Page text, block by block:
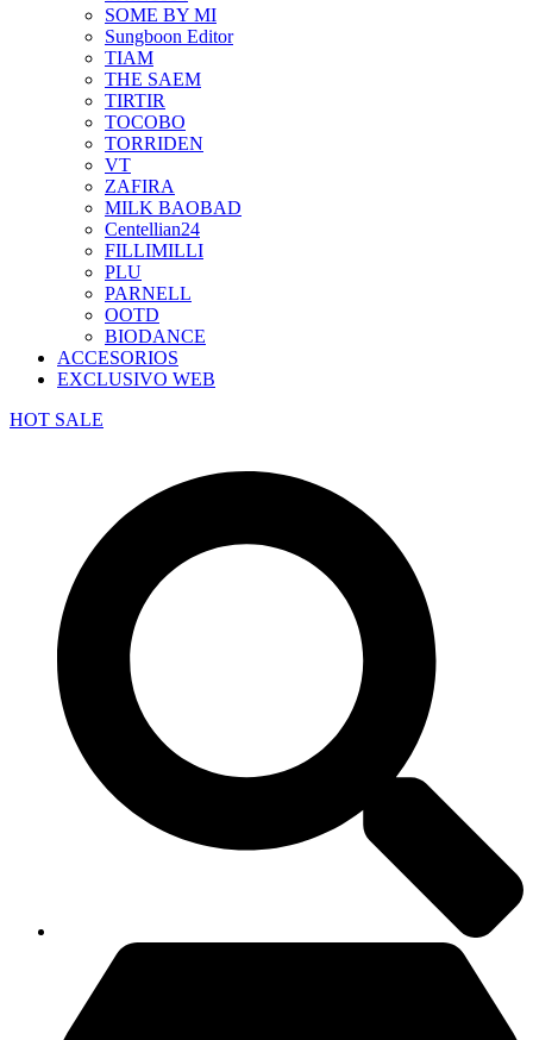
SOME BY MI
Sungboon Editor
TIAM
THE SAEM
TIRTIR
TOCOBO
TORRIDEN
VT
ZAFIRA
MILK BAOBAD
Centellian24
FILLIMILLI
PLU
PARNELL
OOTD
BIODANCE
ACCESORIOS
EXCLUSIVO WEB
HOT SALE